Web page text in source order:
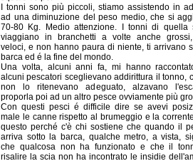
I tonni sono più piccoli, stiamo assistendo in
ad una diminuzione del peso medio, che si
70-80 Kg. Medio attenzione. I tonni di quella
viaggiano in branchetti a volte anche
veloci, e non hanno paura di niente, ti arrivano
barca ed é la fine del mondo.
Una volta, alcuni anni fa, mi hanno
alcuni pescatori sceglievano addirittura il tonno,
non lo ritenevano adeguato, alzavano
proporla poi ad un altro pesce ovviamente più
Con questi pesci é difficile dire se avevi
male le canne rispetto al brumeggio e la
questo perché c'è chi sostiene che quando il
arriva sotto la barca, qualche metro, a vista,
che qualcosa non ha funzionato e che il
risalire la scia non ha incontrato le insidie